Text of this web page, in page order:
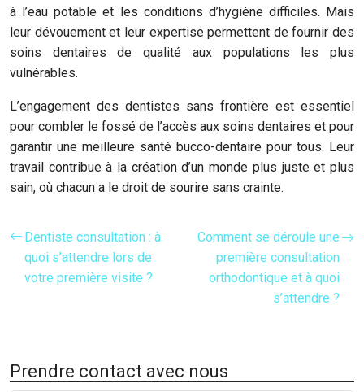
à l’eau potable et les conditions d’hygiène difficiles. Mais
leur dévouement et leur expertise permettent de fournir des
soins dentaires de qualité aux populations les plus
vulnérables.
L’engagement des dentistes sans frontière est essentiel
pour combler le fossé de l’accès aux soins dentaires et pour
garantir une meilleure santé bucco-dentaire pour tous. Leur
travail contribue à la création d’un monde plus juste et plus
sain, où chacun a le droit de sourire sans crainte.
Dentiste consultation : à
quoi s’attendre lors de
votre première visite ?
Comment se déroule une
première consultation
orthodontique et à quoi
s’attendre ?
Prendre contact avec nous